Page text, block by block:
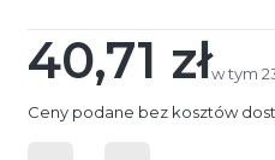
Cena
40,71 złw tym
w tym
Ceny podane bez kosztów